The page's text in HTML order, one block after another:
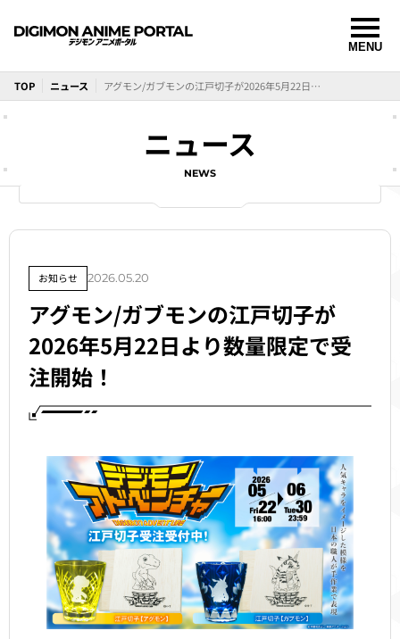
TOP ニュース アグモン/ガブモンの江戸切子が2026年5月22日より数量限定で受注開始！
ニュース
NEWS
お知らせ 2026.05.20
アグモン/ガブモンの江戸切子が
2026年5月22日より数量限定で受
注開始！